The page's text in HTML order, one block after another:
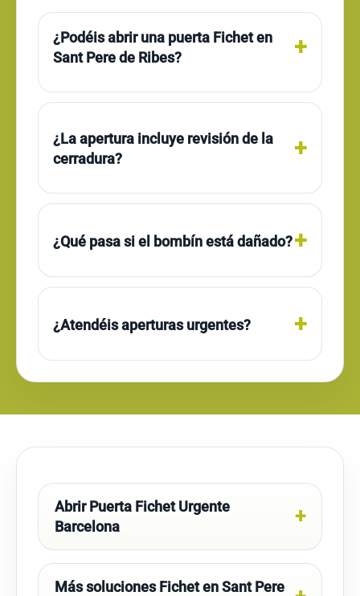
¿Podéis abrir una puerta Fichet en
Sant Pere de Ribes?
¿La apertura incluye revisión de la
cerradura?
¿Qué pasa si el bombín está dañado?
¿Atendéis aperturas urgentes?
Abrir Puerta Fichet Urgente
Barcelona
Más soluciones Fichet en Sant Pere